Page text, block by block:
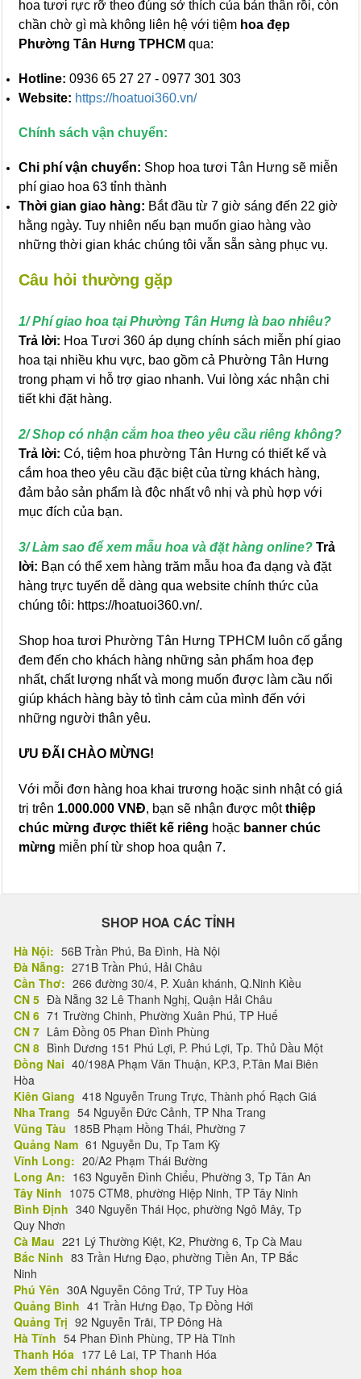
hoa tươi rực rỡ theo đúng sở thích của bản thân rồi, còn
chần chờ gì mà không liên hệ với tiệm hoa đẹp
Phường Tân Hưng TPHCM qua:
Hotline: 0936 65 27 27 - 0977 301 303
Website: https://hoatuoi360.vn/
Chính sách vận chuyển:
Chi phí vận chuyển: Shop hoa tươi Tân Hưng sẽ miễn
phí giao hoa 63 tỉnh thành
Thời gian giao hàng: Bắt đầu từ 7 giờ sáng đến 22 giờ
hằng ngày. Tuy nhiên nếu bạn muốn giao hàng vào
những thời gian khác chúng tôi vẫn sẵn sàng phục vụ.
Câu hỏi thường gặp
1/ Phí giao hoa tại Phường Tân Hưng là bao nhiêu?
Trả lời: Hoa Tươi 360 áp dụng chính sách miễn phí giao
hoa tại nhiều khu vực, bao gồm cả Phường Tân Hưng
trong phạm vi hỗ trợ giao nhanh. Vui lòng xác nhận chi
tiết khi đặt hàng.
2/ Shop có nhận cắm hoa theo yêu cầu riêng không?
Trả lời: Có, tiệm hoa phường Tân Hưng có thiết kế và
cắm hoa theo yêu cầu đặc biệt của từng khách hàng,
đảm bảo sản phẩm là độc nhất vô nhị và phù hợp với
mục đích của bạn.
3/ Làm sao để xem mẫu hoa và đặt hàng online? Trả
lời: Bạn có thể xem hàng trăm mẫu hoa đa dạng và đặt
hàng trực tuyến dễ dàng qua website chính thức của
chúng tôi: https://hoatuoi360.vn/.
Shop hoa tươi Phường Tân Hưng TPHCM luôn cố gắng
đem đến cho khách hàng những sản phẩm hoa đẹp
nhất, chất lượng nhất và mong muốn được làm cầu nối
giúp khách hàng bày tỏ tình cảm của mình đến với
những người thân yêu.
ƯU ĐÃI CHÀO MỪNG!
Với mỗi đơn hàng hoa khai trương hoặc sinh nhật có giá
trị trên 1.000.000 VNĐ, bạn sẽ nhận được mộtthiệp
chúc mừng được thiết kế riêng hoặc banner chúc
mừng miễn phí từ shop hoa quận 7.
SHOP HOA CÁC TỈNH
Hà Nội: 56B Trần Phú, Ba Đình, Hà Nội
Đà Nẵng: 271B Trần Phú, Hải Châu
Cần Thơ: 266 đường 30/4, P. Xuân khánh, Q.Ninh Kiều
CN 5 Đà Nẵng 32 Lê Thanh Nghị, Quận Hải Châu
CN 6 71 Trường Chinh, Phường Xuân Phú, TP Huế
CN 7 Lâm Đồng 05 Phan Đình Phùng
CN 8 Bình Dương 151 Phú Lợi, P. Phú Lợi, Tp. Thủ Dầu Một
Đồng Nai 40/198A Phạm Văn Thuận, KP.3, P.Tân Mai Biên
Hòa
Kiên Giang 418 Nguyễn Trung Trực, Thành phố Rạch Giá
Nha Trang 54 Nguyễn Đức Cảnh, TP Nha Trang
Vũng Tàu 185B Phạm Hồng Thái, Phường 7
Quảng Nam 61 Nguyễn Du, Tp Tam Kỳ
Vĩnh Long: 20/A2 Phạm Thái Bường
Long An: 163 Nguyễn Đình Chiểu, Phường 3, Tp Tân An
Tây Ninh 1075 CTM8, phường Hiệp Ninh, TP Tây Ninh
Bình Định 340 Nguyễn Thái Học, phường Ngô Mây, Tp
Quy Nhơn
Cà Mau 221 Lý Thường Kiệt, K2, Phường 6, Tp Cà Mau
Bắc Ninh 83 Trần Hưng Đạo, phường Tiền An, TP Bắc
Ninh
Phú Yên 30A Nguyễn Công Trứ, TP Tuy Hòa
Quảng Bình 41 Trần Hưng Đạo, Tp Đồng Hới
Quảng Trị 92 Nguyễn Trãi, TP Đông Hà
Hà Tĩnh 54 Phan Đình Phùng, TP Hà Tĩnh
Thanh Hóa 177 Lê Lai, TP Thanh Hóa
Xem thêm chi nhánh shop hoa